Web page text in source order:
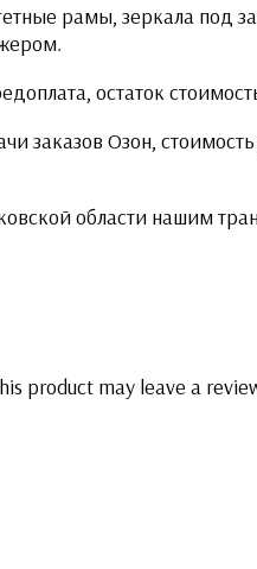
рамы, зеркала под
остаток
заказов Озон,
области нашим
product may leave a